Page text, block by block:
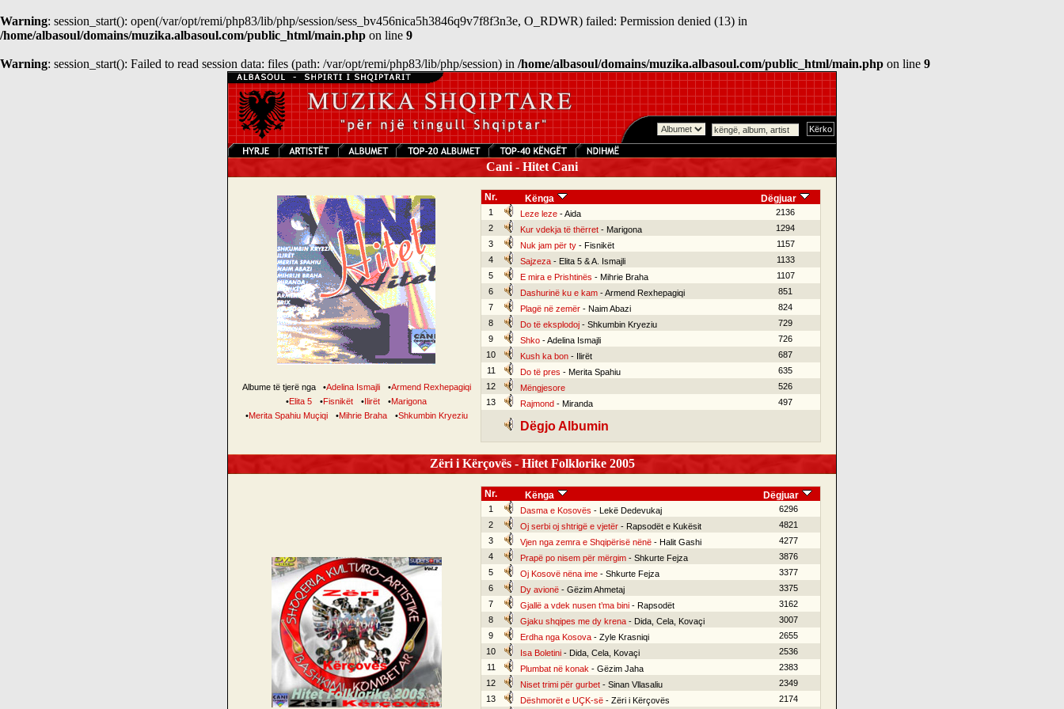
Warning: session_start(): open(/var/opt/remi/php83/lib/php/session/sess_bv456nica5h3846q9v7f8f3n3e, O_RDWR) failed: Permission denied (13) in
/home/albasoul/domains/muzika.albasoul.com/public_html/main.php on line 9
Warning: session_start(): Failed to read session data: files (path: /var/opt/remi/php83/lib/php/session) in /home/albasoul/domains/muzika.albasoul.com/public_html/main.php on line 9
Cani - Hitet Cani
Albume të tjerë nga •Adelina Ismajli •Armend Rexhepagiqi
•Elita 5 •Fisnikët •Ilirët •Marigona
•Merita Spahiu Muçiqi •Mihrie Braha •Shkumbin Kryeziu
Nr. Kënga Dëgjuar
1 Leze leze- Aida
2136
2
Kur vdekja të thërret- Marigona
1294
3
Nuk jam për ty- Fisnikët
1157
4
Sajzeza- Elita 5 & A. Ismajli
1133
5
E mira e Prishtinës - Mihrie Braha
1107
6
Dashurinë ku e kam- Armend Rexhepagiqi
851
7
Plagë në zemër- Naim Abazi
824
8
Do të eksplodoj- Shkumbin Kryeziu
729
9
Shko- Adelina Ismajli
726
10
Kush ka bon- Ilirët
687
11
Do të pres - Merita Spahiu
635
12
Mëngjesore
526
13
Rajmond- Miranda 497
Dëgjo Albumin
Zëri i Kërçovës - Hitet Folklorike 2005
Nr. Kënga Dëgjuar
1 Dasma e Kosovës - Lekë Dedevukaj
6296
2
Oj serbi oj shtrigë e vjetër- Rapsodët e Kukësit
4821
3
Vjen nga zemra e Shqipërisë nënë- Halit Gashi
4277
4
Prapë po nisem për mërgim- Shkurte Fejza
3876
5
Oj Kosovë nëna ime- Shkurte Fejza
3377
6
Dy avionë- Gëzim Ahmetaj
3375
7
Gjallë a vdek nusen t’ma bini- Rapsodët
3162
8
Gjaku shqipes me dy krena- Dida, Cela, Kovaçi
3007
9
Erdha nga Kosova- Zyle Krasniqi
2655
10
Isa Boletini- Dida, Cela, Kovaçi
2536
11
Plumbat në konak - Gëzim Jaha
2383
12
Niset trimi për gurbet- Sinan Vllasaliu
2349
13
Dëshmorët e UÇK-së- Zëri i Kërçovës 2174